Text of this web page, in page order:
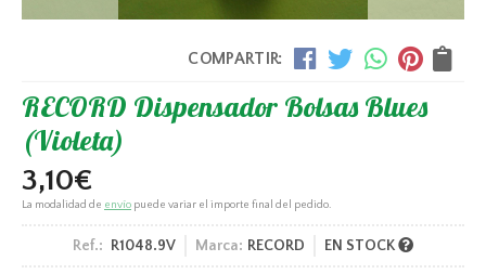
COMPARTIR:
RECORD Dispensador Bolsas Blues
(Violeta)
3,10€
La modalidad de envío puede variar el importe final del pedido.
Ref.: R1048.9V Marca: RECORD EN STOCK